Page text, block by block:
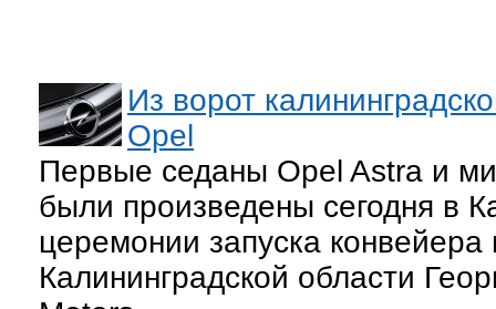
Из ворот
Opel
Первые седаны Opel Astra и
были произведены сегодня в
церемонии запуска конвейера
Калининградской области